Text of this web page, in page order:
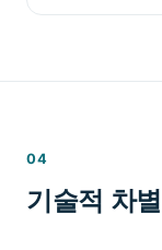
04
기술적 차